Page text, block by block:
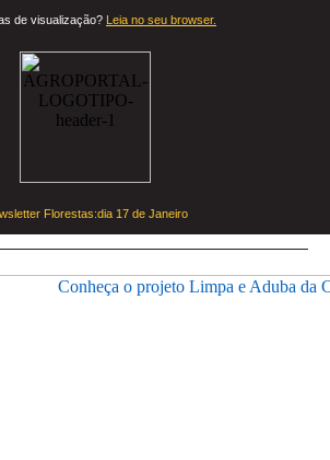
de visualização? Leia no seu browser.
Florestas:dia 17 de Janeiro